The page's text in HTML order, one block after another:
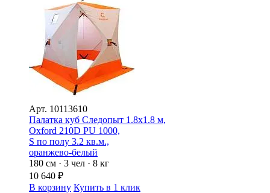
Арт. 10113610
Палатка куб Следопыт 1.8х1.8 м,
Oxford 210D PU 1000,
S по полу 3.2 кв.м.,
оранжево-белый
180 см · 3 чел · 8 кг
10 640 ₽
В корзину Купить в 1 клик